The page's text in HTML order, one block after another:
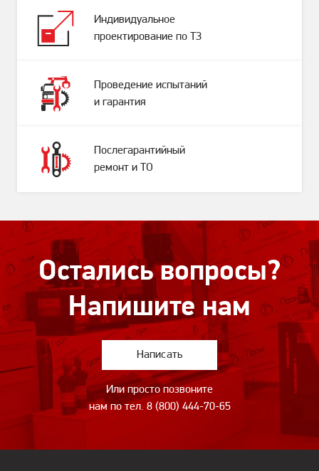
Индивидуальное
проектирование по ТЗ
Проведение испытаний
и гарантия
Послегарантийный
ремонт и ТО
Остались вопросы?
Напишите нам
Написать
Или просто позвоните
нам по тел. 8 (800) 444-70-65